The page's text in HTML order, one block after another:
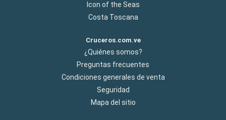
Icon of the Seas
Costa Toscana
Cruceros.com.ve
¿Quiénes somos?
Preguntas frecuentes
Condiciones generales de venta
Seguridad
Mapa del sitio